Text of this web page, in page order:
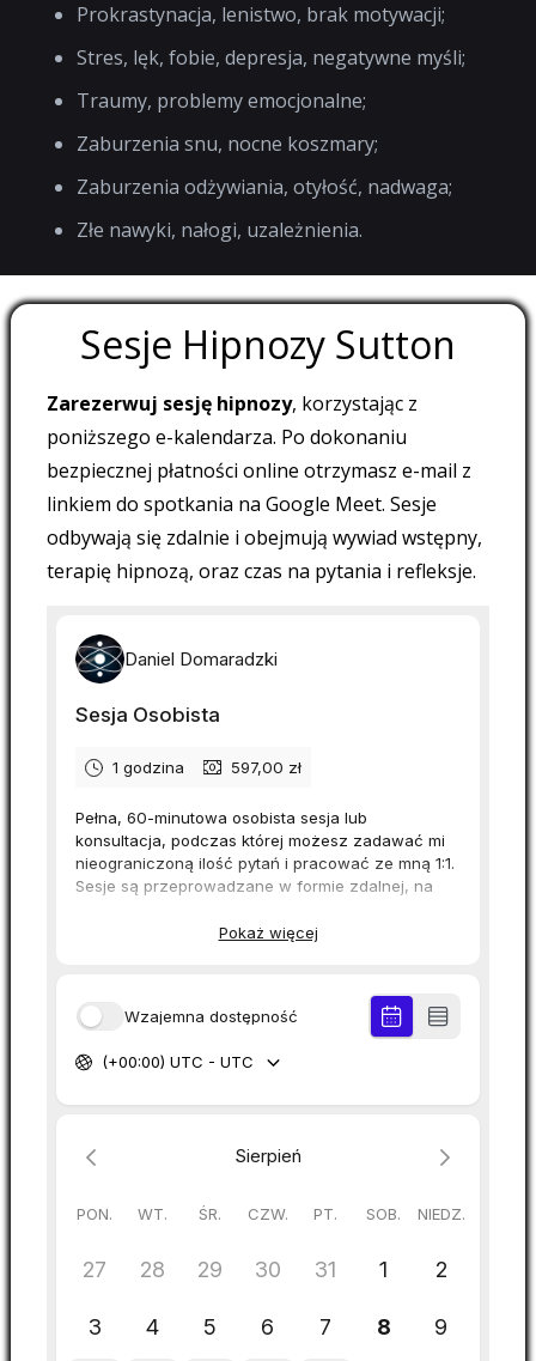
Prokrastynacja, lenistwo, brak motywacji;
Stres, lęk, fobie, depresja, negatywne myśli;
Traumy, problemy emocjonalne;
Zaburzenia snu, nocne koszmary;
Zaburzenia odżywiania, otyłość, nadwaga;
Złe nawyki, nałogi, uzależnienia.
Sesje Hipnozy Sutton
Zarezerwuj sesję hipnozy, korzystając z
poniższego e-kalendarza. Po dokonaniu
bezpiecznej płatności online otrzymasz e-mail z
linkiem do spotkania na Google Meet. Sesje
odbywają się zdalnie i obejmują wywiad wstępny,
terapię hipnozą, oraz czas na pytania i refleksje.